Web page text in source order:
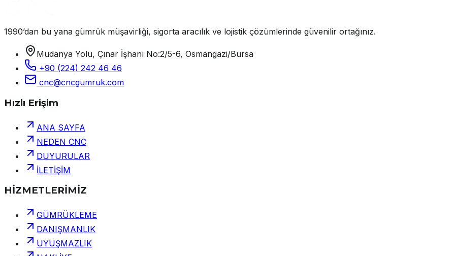
1990’dan bu yana gümrük müşavirliği, sigorta aracılık ve lojistik çözümlerinde güvenilir ortağınız.
Mudanya Yolu, Çınar İşhanı No:2/5-6, Osmangazi/Bursa
+90 (224) 242 46 46
cnc@cncgumruk.com
Hızlı Erişim
ANA SAYFA
NEDEN CNC
DUYURULAR
İLETİŞİM
HİZMETLERİMİZ
GÜMRÜKLEME
DANIŞMANLIK
UYUŞMAZLIK